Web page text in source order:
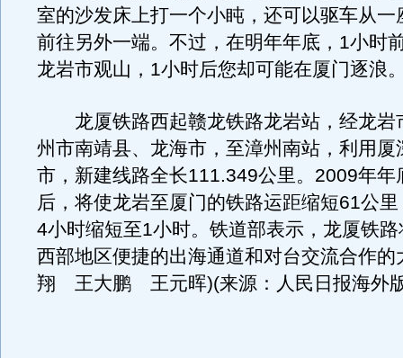
室的沙发床上打一个小盹，还可以驱车从一
前往另外一端。不过，在明年年底，1小时
龙岩市观山，1小时后您却可能在厦门逐浪
龙厦铁路西起赣龙铁路龙岩站，经龙岩
州市南靖县、龙海市，至漳州南站，利用厦
市，新建线路全长111.349公里。2009年年
后，将使龙岩至厦门的铁路运距缩短61公
4小时缩短至1小时。铁道部表示，龙厦铁
西部地区便捷的出海通道和对台交流合作的
翔 王大鹏 王元晖)(来源：人民日报海外